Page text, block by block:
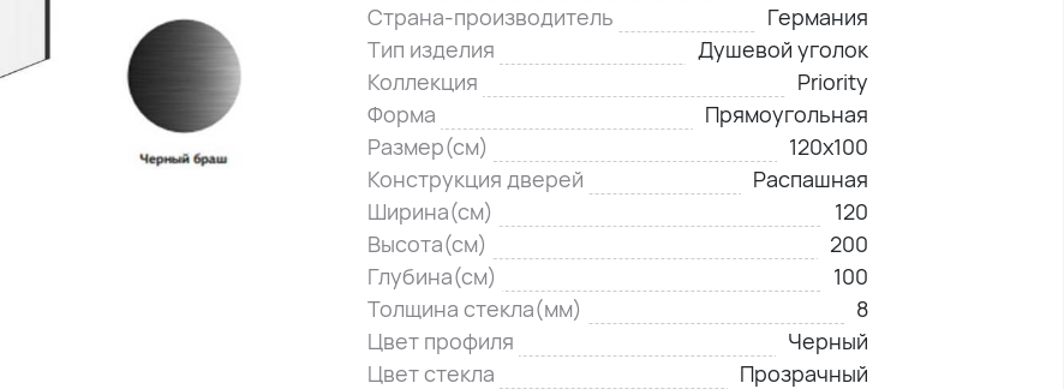
Страна-производитель
Германия
Тип изделия
Душевой уголок
Коллекция
Priority
Форма
Прямоугольная
Размер(см)
120х100
Конструкция дверей
Распашная
Ширина(см)
120
Высота(см)
200
Глубина(см)
100
Толщина стекла(мм)
8
Цвет профиля
Черный
Цвет стекла
Прозрачный